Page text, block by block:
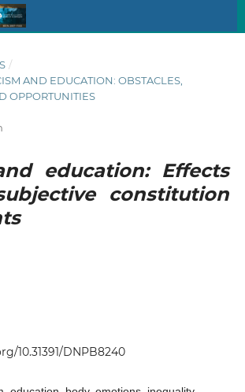
/
AND EDUCATION: OBSTACLES,
OPPORTUNITIES
education: Effects
constitution
10.31391/DNPB8240